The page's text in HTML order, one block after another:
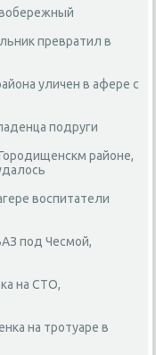
превратил в
уличен в афере с
подруги
районе,
воспитатели
под Чесмой,
на СТО,
на тротуаре в